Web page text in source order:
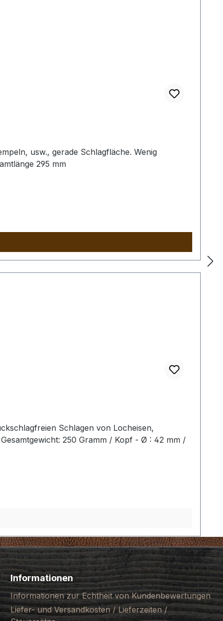
usw., gerade Schlagfläche. Wenig
295 mm
Schlagen von Locheisen,
250 Gramm / Kopf - Ø : 42 mm /
Informationen
Informationen zur Echtheit von Kundenbewertungen
Liefer- und Versandkosten / Lieferzeiten /